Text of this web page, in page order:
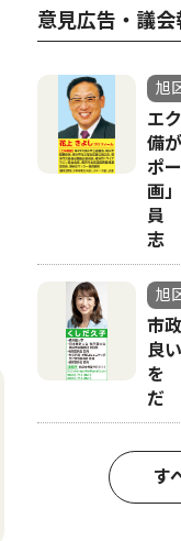
意見広告・議会
旭
エ
備
ポ
画
員
志
旭
市
良
を
だ
す